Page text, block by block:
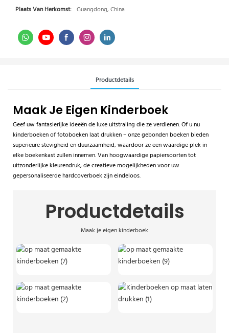
Plaats Van Herkomst: Guangdong, China
Productdetails
Maak Je Eigen Kinderboek
Geef uw fantasierijke ideeën de luxe uitstraling die ze verdienen. Of u nu
kinderboeken of fotoboeken laat drukken – onze gebonden boeken bieden
superieure stevigheid en duurzaamheid, waardoor ze een waardige plek in
elke boekenkast zullen innemen. Van hoogwaardige papiersoorten tot
uitzonderlijke kleurendruk, de creatieve mogelijkheden voor uw
gepersonaliseerde hardcoverboek zijn eindeloos.
Productdetails
Maak je eigen kinderboek